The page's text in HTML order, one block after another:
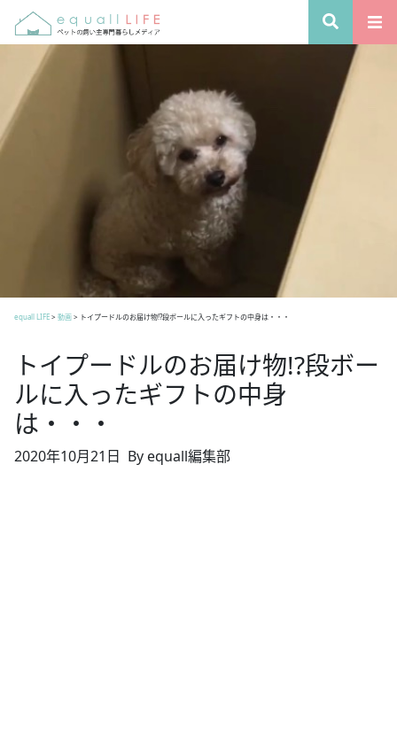
equall LIFE> 動画> トイプードルのお届け物!?段ボールに入ったギフトの中身は・・・
トイプードルのお届け物!?段ボー
ルに入ったギフトの中身
は・・・
2020年10月21日 By equall編集部